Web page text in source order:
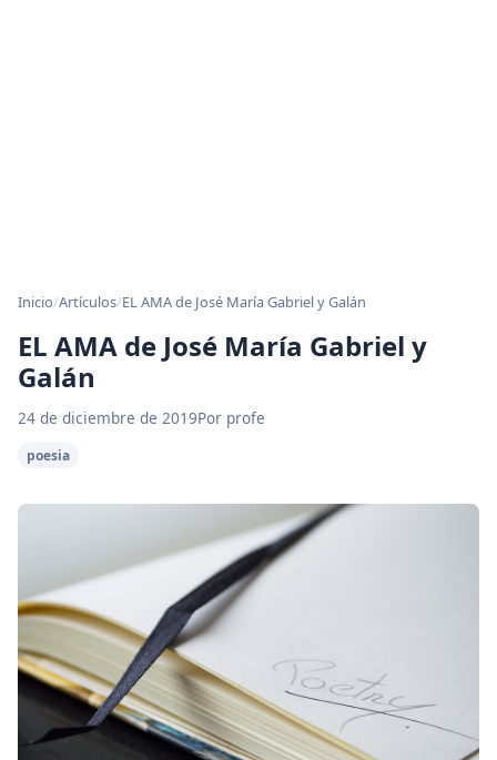
Inicio/Artículos/EL AMA de José María Gabriel y Galán
EL AMA de José María Gabriel y
Galán
24 de diciembre de 2019Por profe
poesia